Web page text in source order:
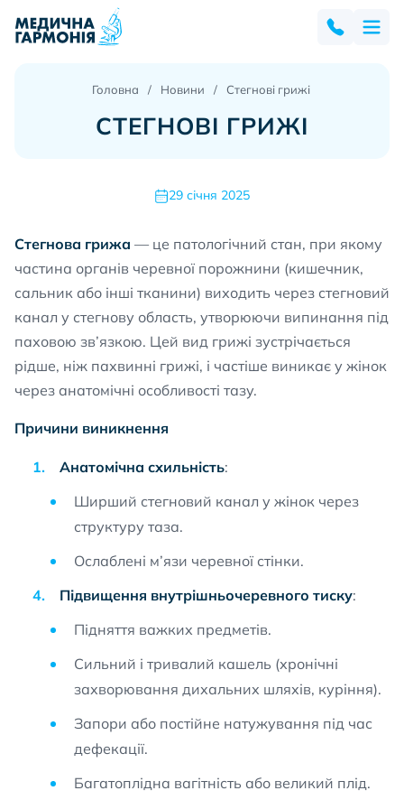
Головна Новини Стегнові грижі
СТЕГНОВІ ГРИЖІ
29 січня 2025
Стегнова грижа — це патологічний стан, при якому
частина органів черевної порожнини (кишечник,
сальник або інші тканини) виходить через стегновий
канал у стегнову область, утворюючи випинання під
паховою зв’язкою. Цей вид грижі зустрічається
рідше, ніж пахвинні грижі, і частіше виникає у жінок
через анатомічні особливості тазу.
Причини виникнення
Анатомічна схильність:
Ширший стегновий канал у жінок через
структуру таза.
Ослаблені м’язи черевної стінки.
Підвищення внутрішньочеревного тиску:
Підняття важких предметів.
Сильний і тривалий кашель (хронічні
захворювання дихальних шляхів, куріння).
Запори або постійне натужування під час
дефекації.
Багатоплідна вагітність або великий плід.